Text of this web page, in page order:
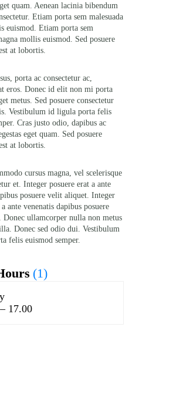
quam. Aenean lacinia bibendum
Etiam porta sem malesuada
euismod. Etiam porta sem
mollis euismod. Sed posuere
at lobortis.
porta ac consectetur ac,
eros. Donec id elit non mi porta
metus. Sed posuere consectetur
Vestibulum id ligula porta felis
Cras justo odio, dapibus ac
eget quam. Sed posuere
at lobortis.
cursus magna, vel scelerisque
et. Integer posuere erat a ante
posuere velit aliquet. Integer
ante venenatis dapibus posuere
ullamcorper nulla non metus
Donec sed odio dui. Vestibulum
felis euismod semper.
(1)
17.00